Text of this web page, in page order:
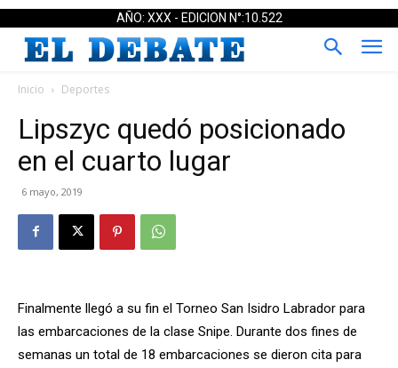
AÑO: XXX - EDICION N°:10.522
Inicio Deportes
Lipszyc quedó posicionado
en el cuarto lugar
6 mayo, 2019
Finalmente llegó a su fin el Torneo San Isidro Labrador para
las embarcaciones de la clase Snipe. Durante dos fines de
semanas un total de 18 embarcaciones se dieron cita para